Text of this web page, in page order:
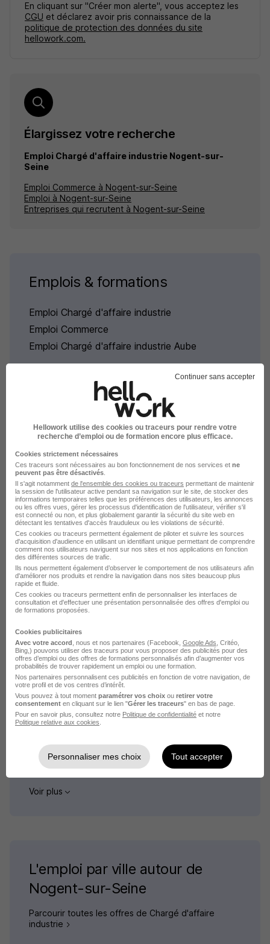
En cliquant sur "Créer mon alerte", vous acceptez les
CGU et déclarez avoir pris connaissance de la
politique de protection des données du site
hellowork.com.
Élargissez votre recherche
Emploi Chargé d'affaire industrie Nogent-sur-
Seine
Emploi Commerce à Nogent-sur-Seine
Emploi à Nogent-sur-Seine
Entreprises qui recrutent à Nogent-sur-Seine
Emplois & formations
Emploi Chargé d'affaire industrie
Emploi Commerce
Emploi Chargé d'affaire industrie Aube
L'emploi par métier à Nogent-
sur-Seine dans le domaine
Commerce
Emploi Assistant commercial Nogent-sur-Seine
Emploi Business developer Nogent-sur-Seine
Emploi Commercial auprès des particuliers
Nogent-sur-Seine
Emploi Commercial bilingue Nogent-sur-Seine
Emploi Commercial marketing Nogent-sur-Seine
L'emploi par métier
Emploi Assistant commercial
Emploi Business developer
Emploi Chargé d'affaires
Emploi Chargé de la relation client
Emploi Commercial B to B
Voir plus
L'emploi par ville autour de
Nogent-sur-Seine
Parcourir toutes les offres de Chargé d'affaire
industrie
Continuer sans accepter
Hellowork utilise des cookies ou traceurs pour rendre votre
recherche d’emploi ou de formation encore plus efficace.
Cookies strictement nécessaires
Ces traceurs sont nécessaires au bon fonctionnement de nos services et ne
peuvent pas être désactivés
Il s'agit notamment de l'ensemble des cookies ou traceurs permettant de maintenir
la session de l'utilisateur active pendant sa navigation sur le site, de stocker des
informations temporaires telles que les préférences des utilisateurs, les annonces
ou les offres vues, gérer les processus d'identification de l'utilisateur, vérifier s'il
est connecté ou non, et plus globalement garantir la sécurité du site web en
détectant les tentatives d'accès frauduleux ou les violations de sécurité.
Ces cookies ou traceurs permettent également de piloter et suivre les sources
d'acquisition d'audience en utilisant un identifiant unique permettant de comprendre
comment nos utilisateurs naviguent sur nos sites et nos applications en fonction
des différentes sources de trafic.
Ils nous permettent également d’observer le comportement de nos utilisateurs afin
d'améliorer nos produits et rendre la navigation dans nos sites beaucoup plus
rapide et fluide.
Ces cookies ou traceurs permettent enfin de personnaliser les interfaces de
consultation et d'effectuer une présentation personnalisée des offres d'emploi ou
de formations proposées.
Cookies publicitaires
Avec votre accord , nous et nos partenaires (Facebook, Google Ads , Critéo,
Bing,) pouvons utiliser des traceurs pour vous proposer des publicités pour des
offres d’emploi ou des offres de formations personnalisés afin d’augmenter vos
probabilités de trouver rapidement un emploi ou une formation.
Nos partenaires personnalisent ces publicités en fonction de votre navigation, de
votre profil et de vos centres d’intérêt.
Vous pouvez à tout moment paramétrer vos choix ou retirer votre
consentement en cliquant sur le lien "Gérer les traceurs" en bas de page.
Pour en savoir plus, consultez notre Politique de confidentialité et notre
Politique relative aux cookies
Personnaliser mes choix Tout accepter